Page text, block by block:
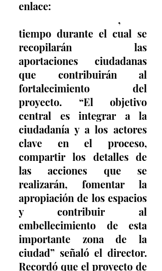
,
tiempo durante el cual se
recopilarán las
aportaciones ciudadanas
que contribuirán al
fortalecimiento del
proyecto. “El objetivo
central es integrar a la
ciudadanía y a los actores
clave en el proceso,
compartir los detalles de
las acciones que se
realizarán, fomentar la
apropiación de los espacios
y contribuir al
embellecimiento de esta
importante zona de la
ciudad” señaló el director.
Recordó que el proyecto de